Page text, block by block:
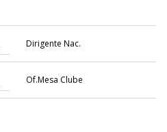
Dirigente Nac.
Of.Mesa Clube